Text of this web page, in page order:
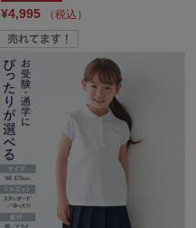
¥4,995 （税込）